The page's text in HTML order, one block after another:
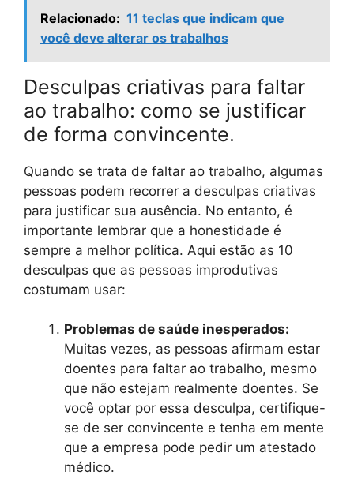
Relacionado: 11 teclas que indicam que
você deve alterar os trabalhos
Desculpas criativas para faltar
ao trabalho: como se justificar
de forma convincente.
Quando se trata de faltar ao trabalho, algumas
pessoas podem recorrer a desculpas criativas
para justificar sua ausência. No entanto, é
importante lembrar que a honestidade é
sempre a melhor política. Aqui estão as 10
desculpas que as pessoas improdutivas
costumam usar:
Problemas de saúde inesperados:
Muitas vezes, as pessoas afirmam estar
doentes para faltar ao trabalho, mesmo
que não estejam realmente doentes. Se
você optar por essa desculpa, certifique-
se de ser convincente e tenha em mente
que a empresa pode pedir um atestado
médico.